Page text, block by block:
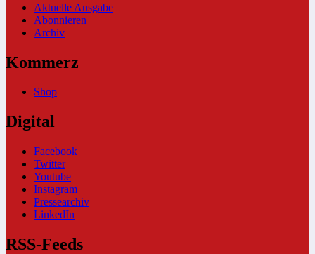
Aktuelle Ausgabe
Abonnieren
Archiv
Kommerz
Shop
Digital
Facebook
Twitter
Youtube
Instagram
Pressearchiv
LinkedIn
RSS-Feeds